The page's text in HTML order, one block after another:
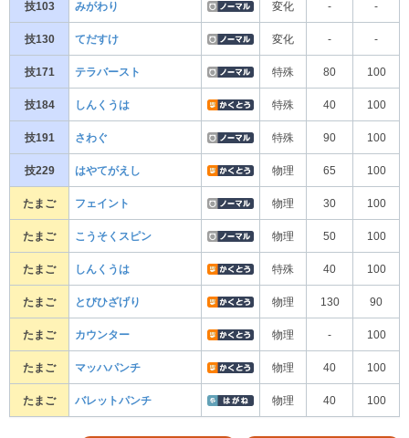
技103 みがわり 変化 - -
技130 てだすけ 変化 - -
技171 テラバースト 特殊 80 100
技184 しんくうは 特殊 40 100
技191 さわぐ 特殊 90 100
技229 はやてがえし 物理 65 100
たまご フェイント 物理 30 100
たまご こうそくスピン 物理 50 100
たまご しんくうは 特殊 40 100
たまご とびひざげり 物理 130 90
たまご カウンター 物理 - 100
たまご マッハパンチ 物理 40 100
たまご バレットパンチ 物理 40 100